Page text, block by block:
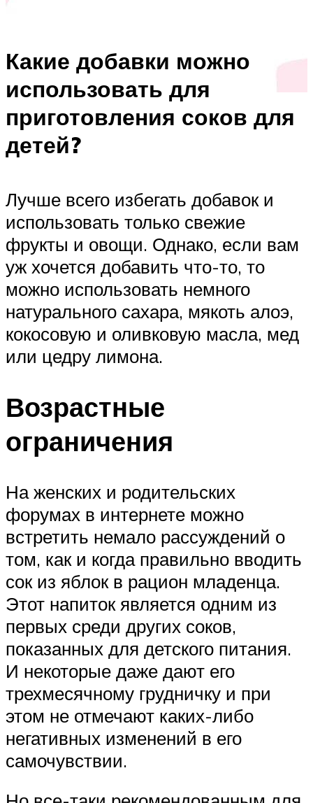
Какие добавки можно
использовать для
приготовления соков для
детей?
Лучше всего избегать добавок и
использовать только свежие
фрукты и овощи. Однако, если вам
уж хочется добавить что-то, то
можно использовать немного
натурального сахара, мякоть алоэ,
кокосовую и оливковую масла, мед
или цедру лимона.
Возрастные
ограничения
На женских и родительских
форумах в интернете можно
встретить немало рассуждений о
том, как и когда правильно вводить
сок из яблок в рацион младенца.
Этот напиток является одним из
первых среди других соков,
показанных для детского питания.
И некоторые даже дают его
трехмесячному грудничку и при
этом не отмечают каких-либо
негативных изменений в его
самочувствии.